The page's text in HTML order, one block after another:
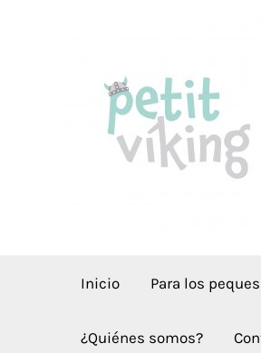
Inicio Para los
¿Quiénes somos?